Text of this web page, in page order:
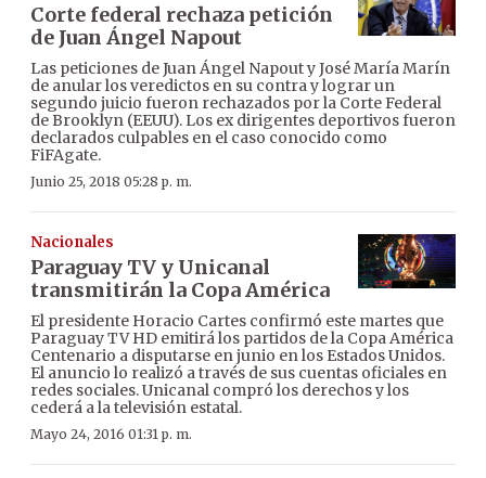
Corte federal rechaza petición
de Juan Ángel Napout
Las peticiones de Juan Ángel Napout y José María Marín
de anular los veredictos en su contra y lograr un
segundo juicio fueron rechazados por la Corte Federal
de Brooklyn (EEUU). Los ex dirigentes deportivos fueron
declarados culpables en el caso conocido como
FiFAgate.
Junio 25, 2018 05:28 p. m.
Nacionales
Paraguay TV y Unicanal
transmitirán la Copa América
El presidente Horacio Cartes confirmó este martes que
Paraguay TV HD emitirá los partidos de la Copa América
Centenario a disputarse en junio en los Estados Unidos.
El anuncio lo realizó a través de sus cuentas oficiales en
redes sociales. Unicanal compró los derechos y los
cederá a la televisión estatal.
Mayo 24, 2016 01:31 p. m.